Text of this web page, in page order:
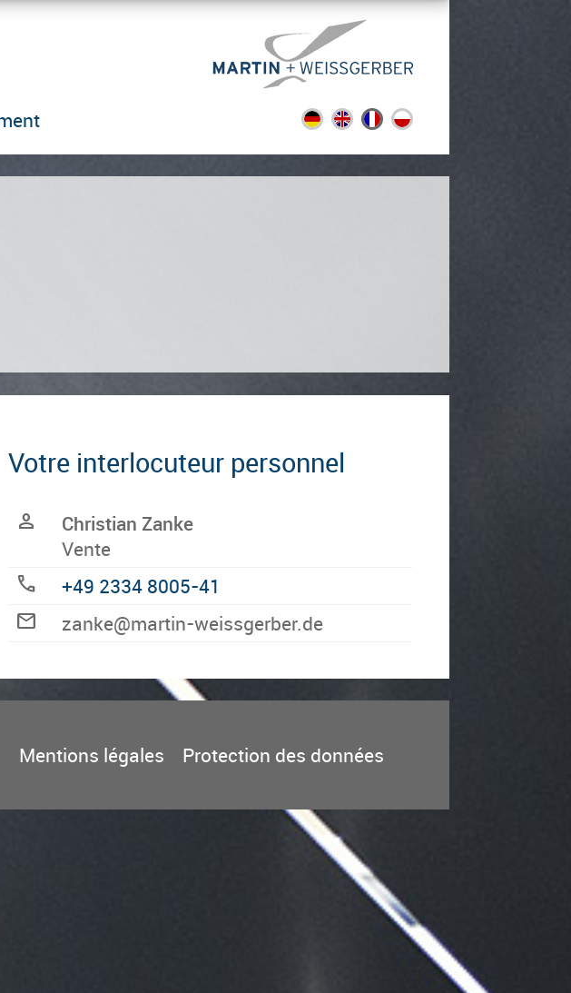
Votre interlocuteur personnel
person
Christian Zanke
Vente
call
+49 2334 8005-41
mail
ed.rebregssiew-nitram@eknaz
Mentions légales Protection des données